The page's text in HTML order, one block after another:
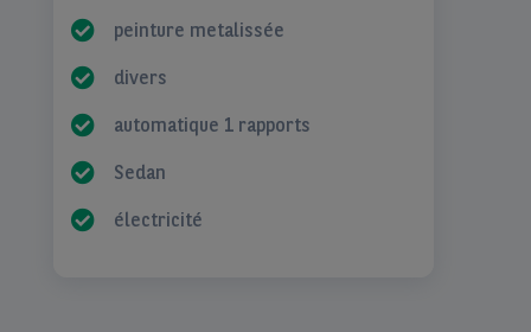
peinture metalissée
divers
automatique 1 rapports
Sedan
électricité